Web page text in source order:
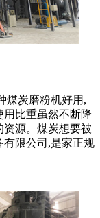
煤炭磨粉机好用,
用比重虽然不断降
源。煤炭想要被
有限公司,是家正规